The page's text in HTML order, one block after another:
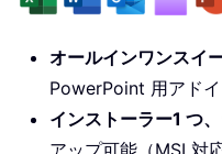
オールインワンスイ
PowerPoint 用アド
インストーラー1 つ